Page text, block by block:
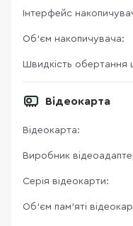
Інтерфейс
Об'єм накопичувача:
Швидкість обертання
Відеокарта
Відеокарта:
Виробник
Серія відеокарти:
Об’єм пам’яті